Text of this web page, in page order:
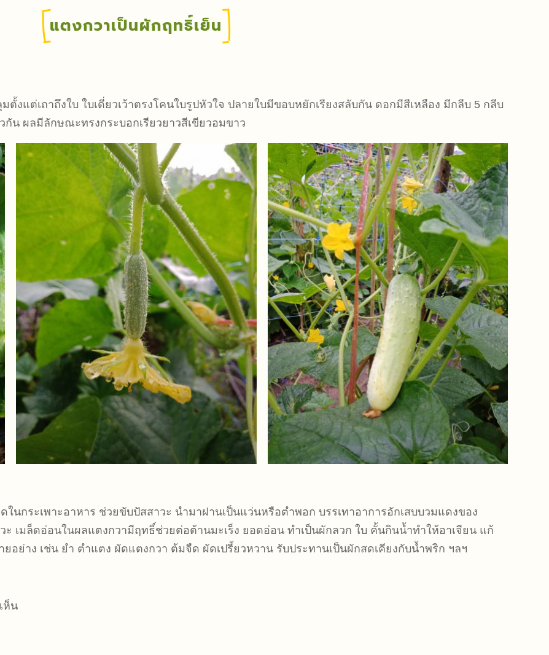
แตงกวาเป็นผักฤทธิ์เย็น
งแต่เถาถึงใบ ใบเดี่ยวเว้าตรงโคนใบรูปหัวใจ ปลายใบมีขอบหยักเรียงสลับกัน ดอกมีสีเหลือง มีกลีบ 5 กลีบ
น ผลมีลักษณะทรงกระบอกเรียวยาวสีเขียวอมขาว
นกระเพาะอาหาร ช่วยขับปัสสาวะ นำมาฝานเป็นแว่นหรือตำพอก บรรเทาอาการอักเสบบวมแดงของ
เมล็ดอ่อนในผลแตงกวามีฤทธิ์ช่วยต่อต้านมะเร็ง ยอดอ่อน ทำเป็นผักลวก ใบ คั้นกินน้ำทำให้อาเจียน แก้
อย่าง เช่น ยำ ตำแตง ผัดแตงกวา ต้มจืด ผัดเปรี้ยวหวาน รับประทานเป็นผักสดเคียงกับน้ำพริก ฯลฯ
ห็น